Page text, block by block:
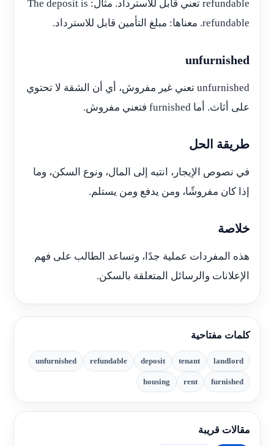
refundable تعني قابل للاسترداد. مثال: The deposit is
refundable. معناها: مبلغ التأمين قابل للاسترداد.
unfurnished
unfurnished تعني غير مفروش، أي أن الشقة لا تحتوي
على أثاث. أما furnished فتعني مفروش.
طريقة الحل
في نصوص الإيجار، انتبه إلى المال، ونوع السكن، وما
إذا كان مفروشًا، ومن يدفع ومن يستلم.
خلاصة
هذه المفردات عملية جدًا، وتساعد الطالب على فهم
الإعلانات والرسائل المتعلقة بالسكن.
كلمات مفتاحية
landlord
tenant
deposit
refundable
unfurnished
furnished
rent
housing
مقالات قريبة